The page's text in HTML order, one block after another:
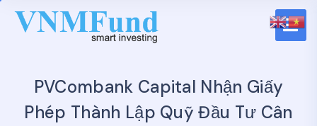
PVCombank Capital Nhận Giấy
Phép Thành Lập Quỹ Đầu Tư Cân